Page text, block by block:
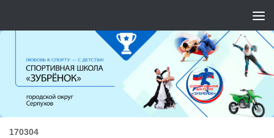
170304